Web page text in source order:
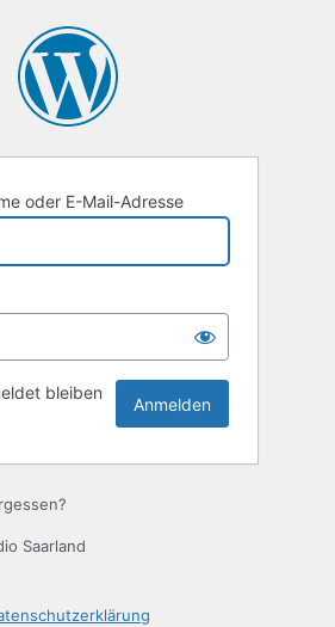
oder E-Mail-Adresse
bleiben
Saarland